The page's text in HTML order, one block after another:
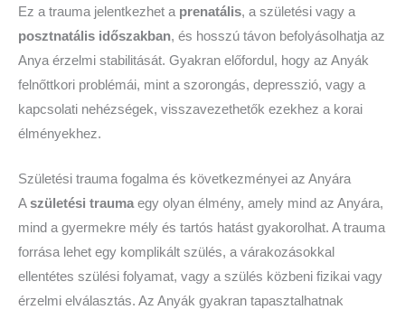
Ez a trauma jelentkezhet a prenatális, a születési vagy a
posztnatális időszakban, és hosszú távon befolyásolhatja az
Anya érzelmi stabilitását. Gyakran előfordul, hogy az Anyák
felnőttkori problémái, mint a szorongás, depresszió, vagy a
kapcsolati nehézségek, visszavezethetők ezekhez a korai
élményekhez.
Születési trauma fogalma és következményei az Anyára
Aszületési traumaegy olyan élmény, amely mind az Anyára,
mind a gyermekre mély és tartós hatást gyakorolhat. A trauma
forrása lehet egy komplikált szülés, a várakozásokkal
ellentétes szülési folyamat, vagy a szülés közbeni fizikai vagy
érzelmi elválasztás. Az Anyák gyakran tapasztalhatnak